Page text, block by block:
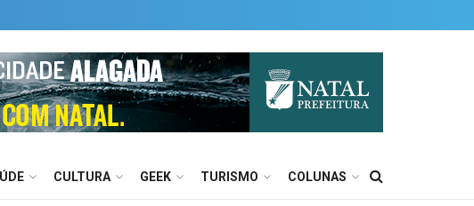
CULTURA GEEK TURISMO COLUNAS